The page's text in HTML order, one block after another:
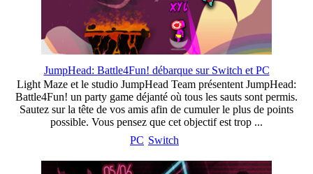
JumpHead: Battle4Fun! débarque sur Switch et PC
Light Maze et le studio JumpHead Team présentent JumpHead:
Battle4Fun! un party game déjanté où tous les sauts sont permis.
Sautez sur la tête de vos amis afin de cumuler le plus de points
possible. Vous pensez que cet objectif est trop ...
PC Switch